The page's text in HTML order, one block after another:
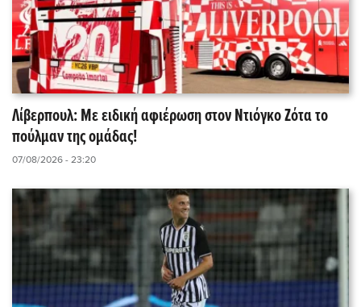
Λίβερπουλ: Με ειδική αφιέρωση στον Ντιόγκο Ζότα το
πούλμαν της ομάδας!
07/08/2026 - 23:20